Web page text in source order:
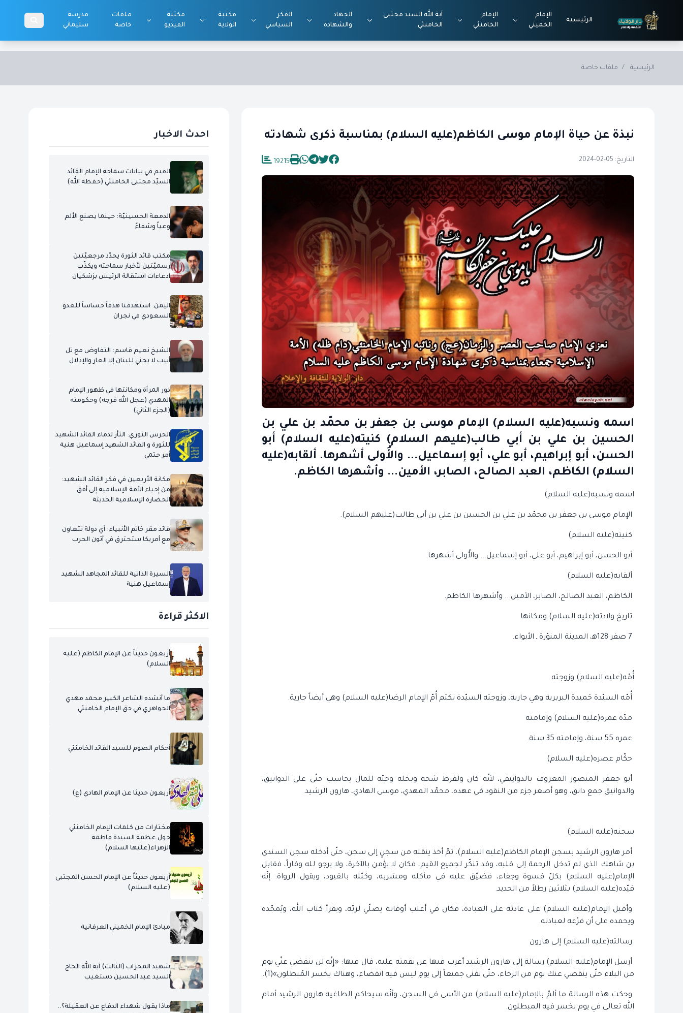
الرئيسية
الإمام
الخميني
الإمام
الخامنئي
آية الله السيد مجتبى
الخامنئي
الجهاد
والشهادة
الفكر
السياسي
مكتبة
الولاية
مكتبة
الفيديو
ملفات
خاصة
مدرسة
سليماني
الرئيسية / ملفات خاصة
نبذة عن حياة الإمام موسى الكاظم(عليه السلام) بمناسبة ذكرى شهادته
التاريخ: 05-02-2024 19215
اسمه ونسبه(عليه السلام) الإمام موسى بن جعفر بن محمّد بن علي بن
الحسين بن علي بن أبي طالب(عليهم السلام) كنيته(عليه السلام) أبو
الحسن، أبو إبراهيم، أبو علي، أبو إسماعيل... والأُولى أشهرها. ألقابه(عليه
السلام) الكاظم، العبد الصالح، الصابر، الأمين... وأشهرها الكاظم.
اسمه ونسبه(عليه السلام)
الإمام موسى بن جعفر بن محمّد بن علي بن الحسين بن علي بن أبي طالب(عليهم السلام).
كنيته(عليه السلام)
أبو الحسن، أبو إبراهيم، أبو علي، أبو إسماعيل... والأُولى أشهرها.
ألقابه(عليه السلام)
الكاظم، العبد الصالح، الصابر، الأمين... وأشهرها الكاظم.
تاريخ ولادته(عليه السلام) ومكانها
أُمّه(عليه السلام) وزوجته
أُمّه السيّدة حَميدة البربرية وهي جارية، وزوجته السيّدة تكتم أُمّ الإمام الرضا(عليه السلام) وهي أيضاً جارية.
مدّة عمره(عليه السلام) وإمامته
عمره 55 سنة، وإمامته 35 سنة.
حكّام عصره(عليه السلام)
أبو جعفر المنصور المعروف بالدوانِيقي، لأنّه كان ولفرط شحه وبخله وحبّه للمال يحاسب حتّى على الدوانيق،
والدوانيق جمع دانق، وهو أصغر جزء من النقود في عهده، محمّد المهدي، موسى الهادي، هارون الرشيد.
سجنه(عليه السلام)
أمر هارون الرشيد بسجن الإمام الكاظم(عليه السلام)، ثمّ أخذ ينقله من سجنٍ إلى سجن، حتّى أدخله سجن السندي
بن شاهك الذي لم تدخل الرحمة إلى قلبه، وقد تنكّر لجميع القيم، فكان لا يؤمن بالآخرة، ولا يرجو لله وقاراً، فقابل
الإمام(عليه السلام) بكلّ قسوة وجفاء، فضيّق عليه في مأكله ومشربه، وكَبّله بالقيود، ويقول الرواة: إنّه
قيّده(عليه السلام) بثلاثين رطلاً من الحديد.
وأقبل الإمام(عليه السلام) على عادته على العبادة، فكان في أغلب أوقاته يصلّي لربّه، ويقرأ كتاب الله، ويُمجّده
ويحمده على أن فرّغه لعبادته.
رسالته(عليه السلام) إلى هارون
أرسل الإمام(عليه السلام) رسالة إلى هارون الرشيد أعرب فيها عن نقمته عليه، قال فيها: «إِنّه لن ينقضي عنّي يوم
من البلاء حتّى ينقضي عنك يوم من الرخاء، حتّى نفنى جميعاً إلى يومٍ ليس فيه انقضاء، وهناك يخسر المُبطلون»(1).
وحكت هذه الرسالة ما ألمّ بالإمام(عليه السلام) من الأسى في السجن، وأنّه سيحاكم الطاغية هارون الرشيد أمام
الله تعالى في يوم يخسر فيه المبطلون.
احدث الاخبار
القيم في بيانات سماحة الإمام القائد
السيّد مجتبى الخامنئي (حفظه الله)
الدمعة الحسينيّة: حينما يصنع الألم
وعياً وشفاءً
مكتب قائد الثورة يحدّد مرجعيّتين
رسميّتين لأخبار سماحته ويكذّب
ادعاءات استقالة الرئيس بزشكيان
اليمن: استهدفنا هدفاً حساساً للعدو
السعودي في نجران
الشيخ نعيم قاسم: التفاوض مع تل
أبيب لا يجني للبنان إلا العار والإذلال
دور المرأة ومكانتها في ظهور الإمام
المهدي (عجل الله فرجه) وحكومته
(الجزء الثاني)
الحرس الثوري: الثأر لدماء القائد الشهيد
للثورة و القائد الشهيد إسماعيل هنية
أمر حتمي
مكانة الأربعين في فكر القائد الشهيد:
من إحياء الأمة الإسلامية إلى أفق
الحضارة الإسلامية الحديثة
قائد مقر خاتم الأنبياء: أي دولة تتعاون
مع أمريكا ستحترق في أتون الحرب
السيرة الذاتية للقائد المجاهد الشهيد
إسماعيل هنية
الاكثر قراءة
أربعون حديثاً عن الإمام الكاظم (عليه
السلام)
ما أنشده الشاعر الكبير محمد مهدي
الجواهري في حق الإمام الخامنئي
أحكام الصوم للسيد القائد الخامنئي
أربعون حديثا عن الإمام الهادي (ع)
مختارات من كلمات الإمام الخامنئي
حول عظمة السيدة فاطمة
الزهراء(عليها السلام)
أربعون حديثاً عن الإمام الحسن المجتبى
(عليه السلام)
مبادئ الإمام الخميني العرفانية
شهيد المحراب (الثالث) آية الله الحاج
السيد عبد الحسين دستغيب
ماذا يقول شهداء الدفاع عن العقيلة؟..